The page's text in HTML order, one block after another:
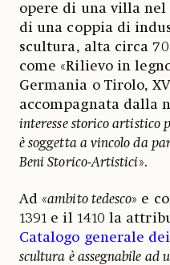
opere di una villa
di una coppia di
scultura, alta circa
come «Rilievo in
Germania o Tirolo,
accompagnata dalla
interesse storico artistico
è soggetta a vincolo da
Beni Storico-Artistici».
Ad «ambito tedesco» e
1391 e il 1410 la
Catalogo generale
scultura è assegnabile ad